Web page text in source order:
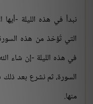
نبدأ في هذه الليلة -أيها
التي تُؤخذ من هذه
في هذه الليلة -إن شاء
السورة، ثم نشرع بعد ذلك
منها.